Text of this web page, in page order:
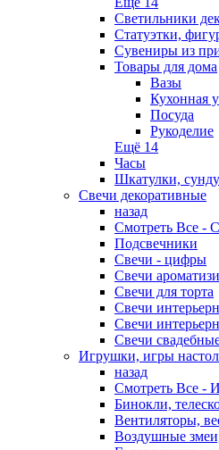
Светильники
Статуэтки,
Сувениры из
Товары для дома
Вазы
Кухонная
Посуда
Рукоделие
Ещё 14
Часы
Шкатулки,
Свечи декоративные
назад
Смотреть Все -
Подсвечники
Свечи - цифры
Свечи
Свечи для торта
Свечи
Свечи
Свечи
Игрушки, игры
назад
Смотреть Все -
Бинокли,
Вентиляторы,
Воздушные